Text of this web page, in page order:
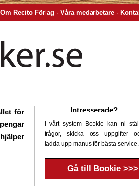
Om Recito Förlag · Våra medarbetare ·
för
Intresserade?
I vårt system Bookie kan ni
frågor, skicka oss uppgifter
ladda upp manus för bästa service.
Gå till Bookie >>>